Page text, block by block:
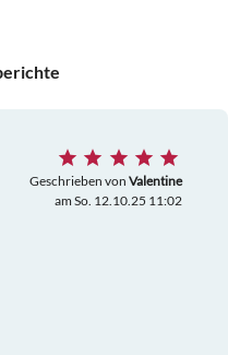
Geschrieben von Valentine
am So. 12.10.25 11:02